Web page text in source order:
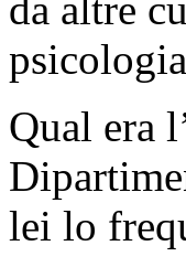
Qual era
lei lo